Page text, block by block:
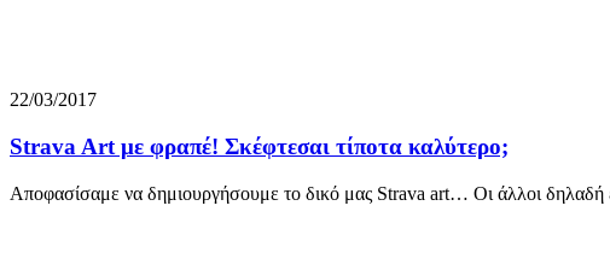
22/03/2017
Strava Art με φραπέ! Σκέφτεσαι τίποτα καλύτερο;
Αποφασίσαμε να δημιουργήσουμε το δικό μας Strava art… Οι άλλοι δηλαδή